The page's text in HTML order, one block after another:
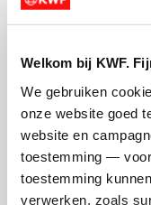
Welkom bij KWF.
We gebruiken
onze website goed
website en
toestemming —
toestemming
verwerken, zoals
Opgehaald
Doneer